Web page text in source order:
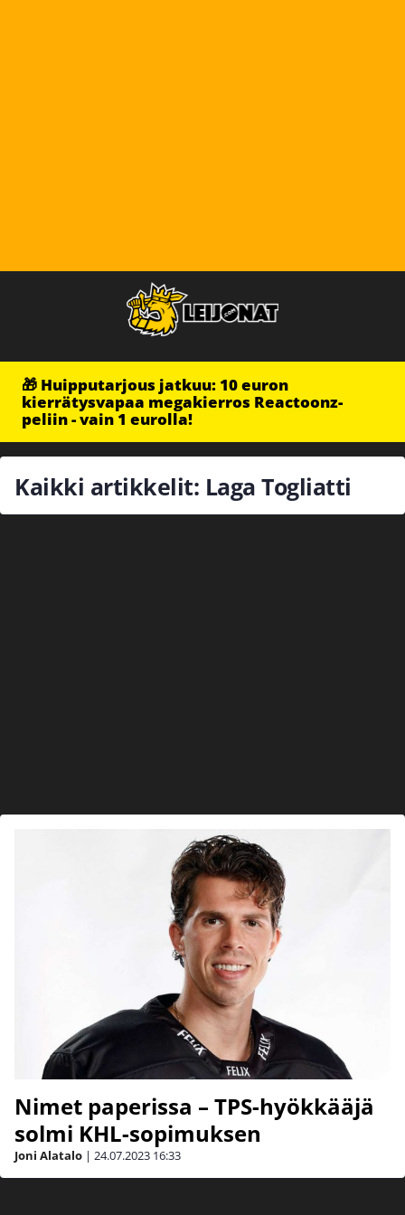
🎁 Huipputarjous jatkuu: 10 euron
kierrätysvapaa megakierros Reactoonz-
peliin - vain 1 eurolla!
Kaikki artikkelit: Laga Togliatti
Nimet paperissa – TPS-hyökkääjä
solmi KHL-sopimuksen
Joni Alatalo | 24.07.2023 16:33